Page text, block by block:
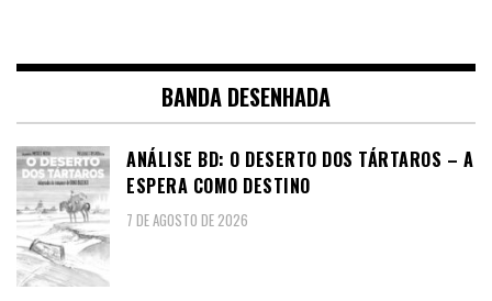
BANDA DESENHADA
ANÁLISE BD: O DESERTO DOS TÁRTAROS – A
ESPERA COMO DESTINO
7 DE AGOSTO DE 2026